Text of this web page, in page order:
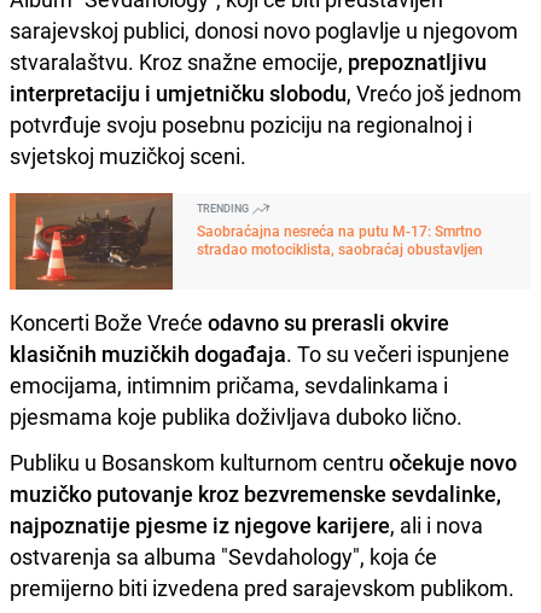
sarajevskoj publici, donosi novo poglavlje u njegovom
stvaralaštvu. Kroz snažne emocije, prepoznatljivu
interpretaciju i umjetničku slobodu, Vrećo još jednom
potvrđuje svoju posebnu poziciju na regionalnoj i
svjetskoj muzičkoj sceni.
TRENDING
Saobraćajna nesreća na putu M-17: Smrtno
stradao motociklista, saobraćaj obustavljen
Koncerti Bože Vreće odavno su prerasli okvire
klasičnih muzičkih događaja. To su večeri ispunjene
emocijama, intimnim pričama, sevdalinkama i
pjesmama koje publika doživljava duboko lično.
Publiku u Bosanskom kulturnom centru očekuje novo
muzičko putovanje kroz bezvremenske sevdalinke,
najpoznatije pjesme iz njegove karijere, ali i nova
ostvarenja sa albuma "Sevdahology", koja će
premijerno biti izvedena pred sarajevskom publikom.